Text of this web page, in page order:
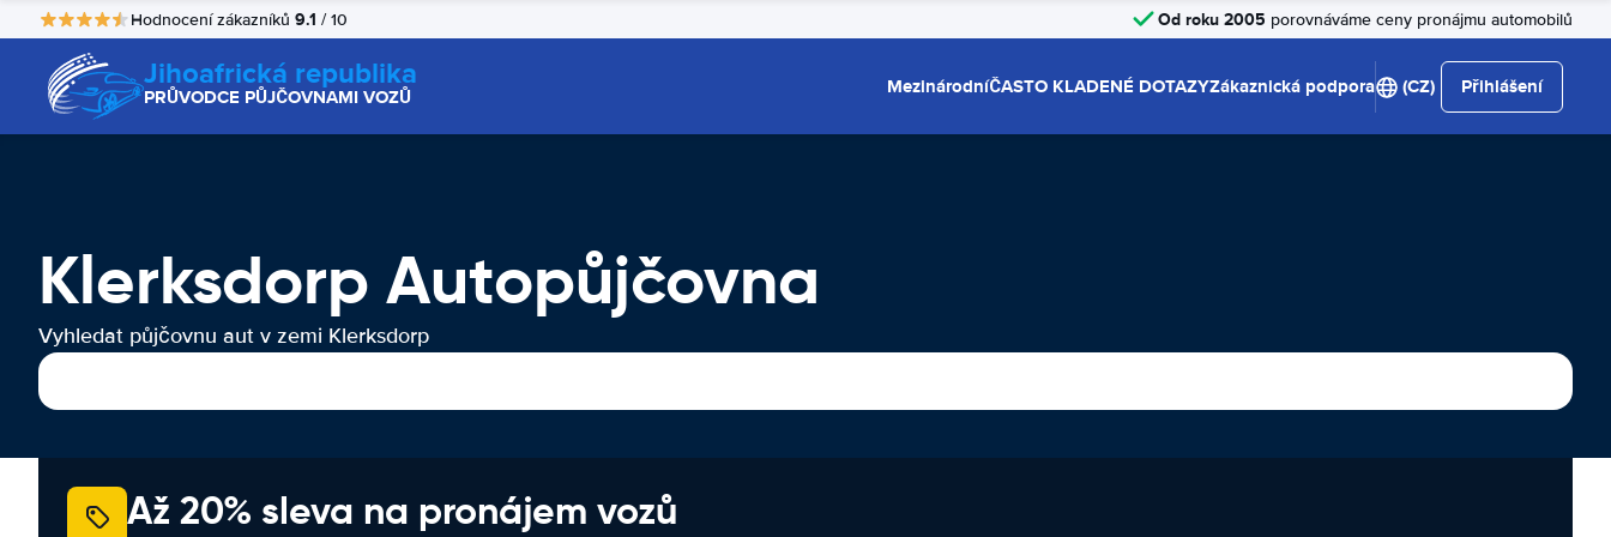
Hodnocení zákazníků 9.1 / 10 Od roku 2005 porovnáváme ceny pronájmu automobilů
Jihoafrická republika
PRŮVODCE PŮJČOVNAMI VOZŮ MezinárodníČASTO KLADENÉ DOTAZYZákaznická podpora (CZ) Přihlášení
Klerksdorp Autopůjčovna
Vyhledat půjčovnu aut v zemi Klerksdorp
Až 20% sleva na pronájem vozů